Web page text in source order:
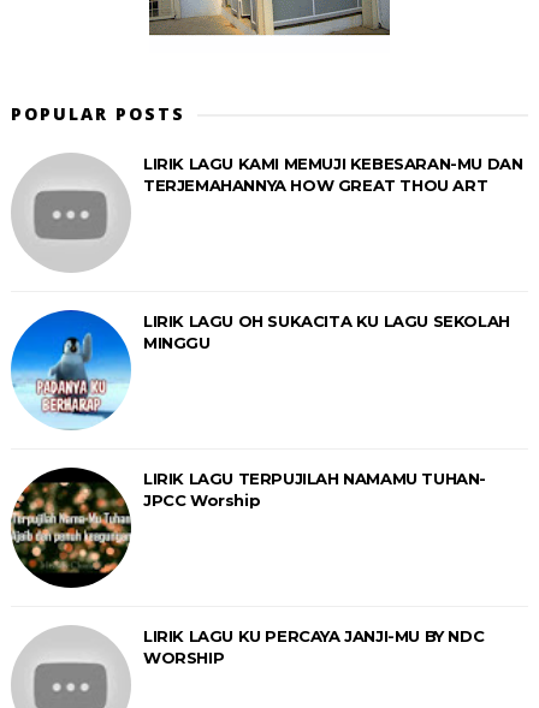
POPULAR POSTS
LIRIK LAGU KAMI MEMUJI KEBESARAN-MU DAN
TERJEMAHANNYA HOW GREAT THOU ART
LIRIK LAGU OH SUKACITA KU LAGU SEKOLAH
MINGGU
LIRIK LAGU TERPUJILAH NAMAMU TUHAN-
JPCC Worship
LIRIK LAGU KU PERCAYA JANJI-MU BY NDC
WORSHIP